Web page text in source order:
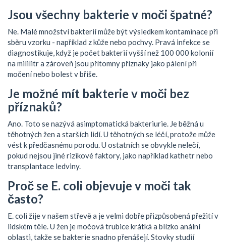
Jsou všechny bakterie v moči špatné?
Ne. Malé množství bakterií může být výsledkem kontaminace při
sběru vzorku - například z kůže nebo pochvy. Pravá infekce se
diagnostikuje, když je počet bakterií vyšší než 100 000 kolonií
na mililitr a zároveň jsou přítomny příznaky jako pálení při
močení nebo bolest v břiše.
Je možné mít bakterie v moči bez
příznaků?
Ano. Toto se nazývá asimptomatická bakteriurie. Je běžná u
těhotných žen a starších lidí. U těhotných se léčí, protože může
vést k předčasnému porodu. U ostatních se obvykle nelečí,
pokud nejsou jiné rizikové faktory, jako například kathetr nebo
transplantace ledviny.
Proč se E. coli objevuje v moči tak
často?
E. coli žije v našem střevě a je velmi dobře přizpůsobená přežití v
lidském těle. U žen je močová trubice krátká a blízko anální
oblasti, takže se bakterie snadno přenášejí. Stovky studií